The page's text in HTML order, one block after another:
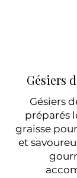
Gésiers
Gésiers
préparés
graisse
et